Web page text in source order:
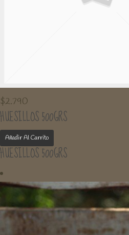
$2.790
HUESILLOS 500GRS
Añadir Al Carrito
HUESILLOS 500GRS